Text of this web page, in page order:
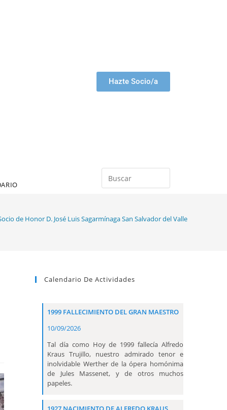
Hazte Socio/a
de Honor D. José Luis Sagarmínaga San Salvador del Valle
Calendario De Actividades
1999 FALLECIMIENTO DEL GRAN MAESTRO
10/09/2026
Tal día como Hoy de 1999 fallecía Alfredo
Kraus Trujillo, nuestro admirado tenor e
inolvidable Werther de la ópera homónima
de Jules Massenet, y de otros muchos
papeles.